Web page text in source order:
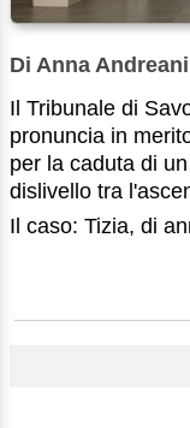
Di Anna
Il Tribunale di
pronuncia in
per la caduta di
dislivello tra
Il caso: Tizia, di